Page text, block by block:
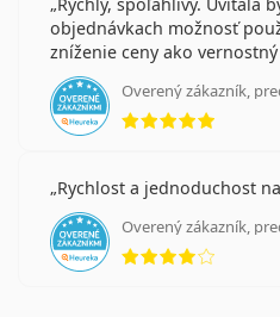
objednávkach možnosť
zníženie ceny ako
Overený zákazník,
Rychlost a jednoduchost
Overený zákazník,